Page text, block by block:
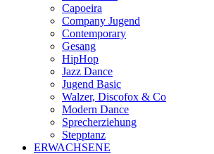
Capoeira
Company Jugend
Contemporary
Gesang
HipHop
Jazz Dance
Jugend Basic
Walzer, Discofox & Co
Modern Dance
Sprecherziehung
Stepptanz
ERWACHSENE